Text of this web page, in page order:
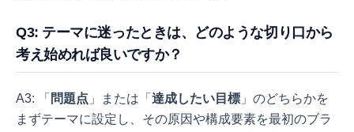
Q3: テーマに迷ったときは、どのような切り口から
考え始めれば良いですか？
A3: 「 問題点 」または「 達成したい目標 」のどちらかを
まずテーマに設定し、その原因や構成要素を最初のブラ